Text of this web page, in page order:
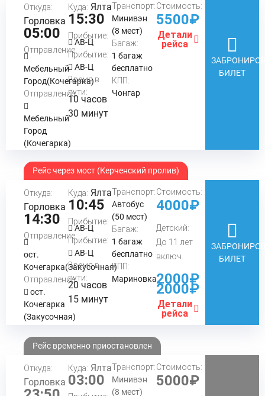
Откуда:
Горловка
05:00
Отправление:
Мебельный
Город(Кочегарка)
Отправление:
Мебельный
Город
(Кочегарка)
Куда: Ялта
15:30
Прибытие:
АВ-Ц
Прибытие:
АВ-Ц
Время в
пути:
10 часов
30 минут
Транспорт:
Минивэн
(8 мест)
Багаж:
1 багаж
бесплатно
КПП:
Чонгар
Стоимость:
5500₽
Детали
рейса
БИЛЕТ
Рейс через мост (Керченский пролив)
Откуда:
Горловка
14:30
Отправление:
ост.
Кочегарка(Закусочная)
Отправление:
ост.
Кочегарка
(Закусочная)
Куда: Ялта
10:45
Прибытие:
АВ-Ц
Прибытие:
АВ-Ц
Время в
пути:
20 часов
15 минут
Транспорт:
Автобус
(50 мест)
Багаж:
1 багаж
бесплатно
КПП:
Мариновка
Стоимость:
4000₽
Детский:
До 11 лет
включ.
2000₽
2000₽
Детали
рейса
БИЛЕТ
Рейс временно приостановлен
Откуда:
Горловка
Куда: Ялта
03:00
Транспорт:
Минивэн
(8 мест)
Стоимость:
5000₽